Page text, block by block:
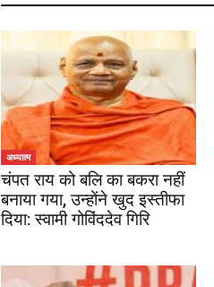
अध्यात्म
चंपत राय को बलि का बकरा नहीं
बनाया गया, उन्होंने खुद इस्तीफा
दिया: स्वामी गोविंददेव गिरि